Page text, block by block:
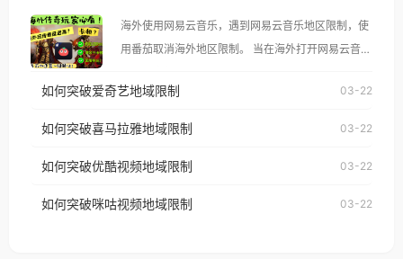
像其他音乐平台一样，出现地区及版权限制问题，且
仅能在中国大陆地区播放。 遇到这个问题的朋友们，
使用番茄回国加速器，即可解决「海外用户收听腾讯
台湾、美国、加拿大、澳大利亚、欧洲等国家和地区
权限制所困扰。
海外使用网易云音乐，遇到网易云音乐地区限制，使
用番茄取消海外地区限制。 当在海外打开网易云音
播放”的提示语。 海外用户如香港、澳门、台湾、美
国、加拿大、澳大利亚、欧洲等国家和地区时，网易
制问题，且仅能在中国大陆地区播放。 遇到这个问题
户收听网易云音乐地区版权限制」的问题，无论人在
如何突破爱奇艺地域限制 03-22
如何突破喜马拉雅地域限制 03-22
如何突破优酷视频地域限制 03-22
如何突破咪咕视频地域限制 03-22